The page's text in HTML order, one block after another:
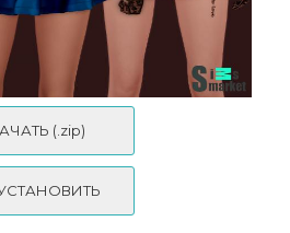
без бретелек
(.zip)